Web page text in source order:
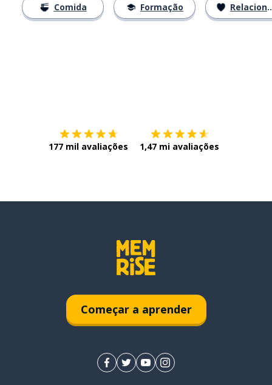
Comida Formação Relacionamentos
177 mil avaliações 1,47 mi avaliações
Começar a aprender